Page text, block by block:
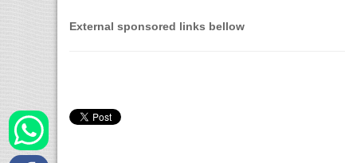
External sponsored links bellow